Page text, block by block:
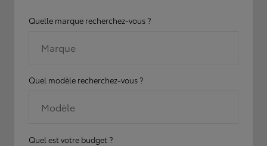
Quelle marque recherchez-vous ?
Marque
Quel modèle recherchez-vous ?
Modèle
Quel est votre budget ?